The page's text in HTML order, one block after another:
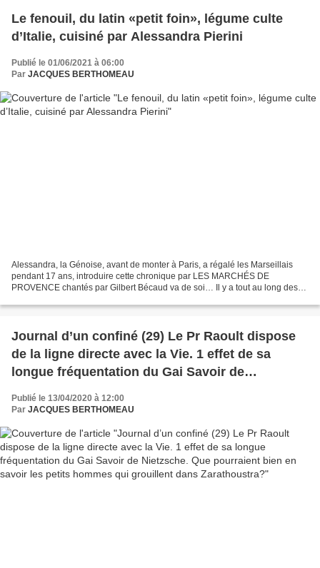
Le fenouil, du latin «petit foin», légume culte
d’Italie, cuisiné par Alessandra Pierini
Publié le 01/06/2021 à 06:00
Par JACQUES BERTHOMEAU
Alessandra, la Génoise, avant de monter à Paris, a régalé les Marseillais
pendant 17 ans, introduire cette chronique par LES MARCHÉS DE
PROVENCE chantés par Gilbert Bécaud va de soi… Il y a tout au long des
Journal d’un confiné (29) Le Pr Raoult dispose
de la ligne directe avec la Vie. 1 effet de sa
longue fréquentation du Gai Savoir de
Nietzsche. Que pourraient bien en savoir les
petits hommes qui grouillent dans
Publié le 13/04/2020 à 12:00
Par JACQUES BERTHOMEAU